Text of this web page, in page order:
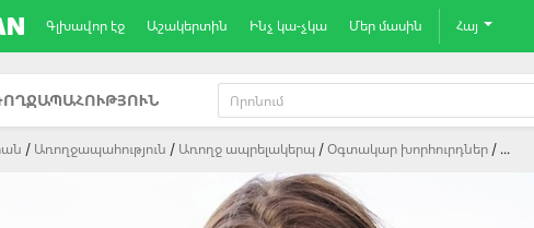
Գլխավոր էջ Աշակերտին Ինչ կա-չկա Մեր մասին Հայ
Առողջապահություն Առողջ ապրելակերպ Oգտակար խորհուրդներ ...